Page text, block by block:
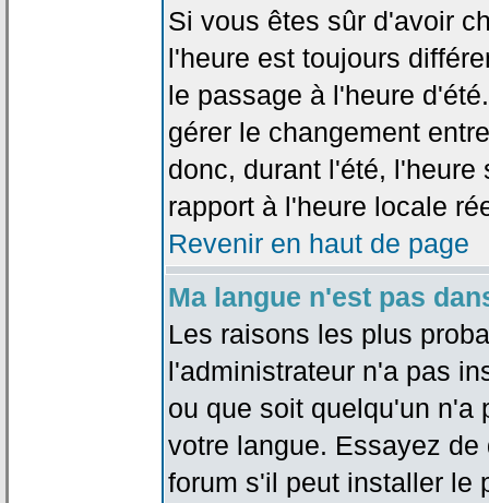
Si vous êtes sûr d'avoir
l'heure est toujours
le passage à l'heure
gérer le changement
donc, durant l'été, l'heure
rapport à l'heure locale
Revenir en haut de page
Ma langue n'est pas
Les raisons les plus
l'administrateur n'a pas
ou que soit quelqu'un n'a
votre langue. Essayez
forum s'il peut installer le